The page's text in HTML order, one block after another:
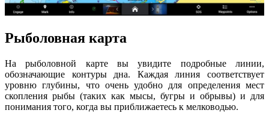
Рыболовная карта
На рыболовной карте вы увидите подробные линии,
обозначающие контуры дна. Каждая линия соответствует
уровню глубины, что очень удобно для определения мест
скопления рыбы (таких как мысы, бугры и обрывы) и для
понимания того, когда вы приближаетесь к мелководью.